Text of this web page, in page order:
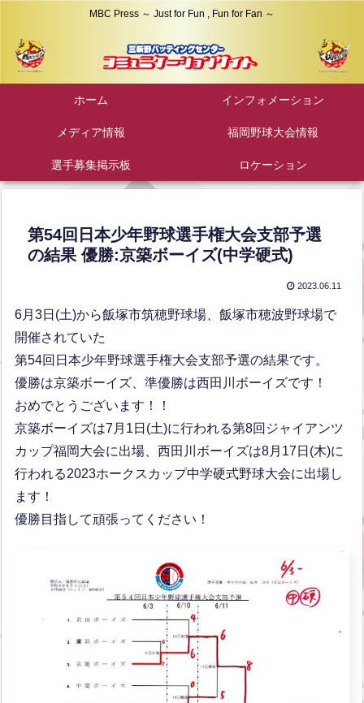
MBC Press ～ Just for Fun , Fun for Fan ～
ホーム インフォメーション
メディア情報 福岡野球大会情報
選手募集掲示板 ロケーション
第54回日本少年野球選手権大会支部予選
の結果 優勝:京築ボーイズ(中学硬式)
2023.06.11
6月3日(土)から飯塚市筑穂野球場、飯塚市穂波野球場で
開催されていた
第54回日本少年野球選手権大会支部予選の結果です。
優勝は京築ボーイズ、準優勝は西田川ボーイズです！
おめでとうございます！！
京築ボーイズは7月1日(土)に行われる第8回ジャイアンツ
カップ福岡大会に出場、西田川ボーイズは8月17日(木)に
行われる2023ホークスカップ中学硬式野球大会に出場し
ます！
優勝目指して頑張ってください！